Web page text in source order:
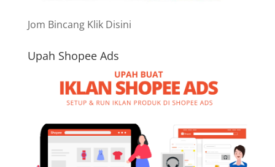
Jom Bincang Klik Disini
Upah Shopee Ads